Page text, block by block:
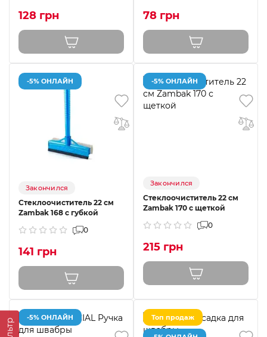
128 грн 78 грн
-5% ОНЛАЙН
Закончился
Стеклоочиститель 22 см
Zambak 168 с губкой
0
141 грн
-5% ОНЛАЙН
Закончился
Стеклоочиститель 22 см
Zambak 170 с щеткой
0
215 грн
-5% ОНЛАЙН Топ продаж